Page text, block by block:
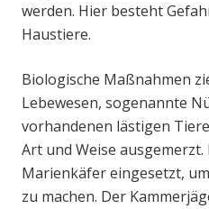
werden. Hier besteht
Haustiere.
Biologische Maßnahmen
Lebewesen, sogenannte
vorhandenen lästigen
Art und Weise
Marienkäfer eingesetzt,
zu machen. Der